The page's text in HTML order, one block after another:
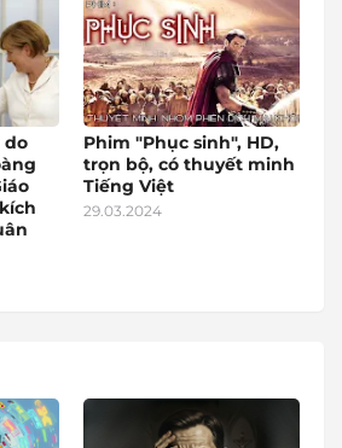
do
Phim "Phục sinh", HD,
trọn bộ, có thuyết minh
Tiếng Việt
29.03.2024